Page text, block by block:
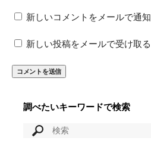
新しいコメントをメールで通知
新しい投稿をメールで受け取る
調べたいキーワードで検索